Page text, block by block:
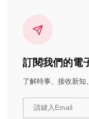
訂閱我們的電
了解時事、接收新知
請鍵入Email